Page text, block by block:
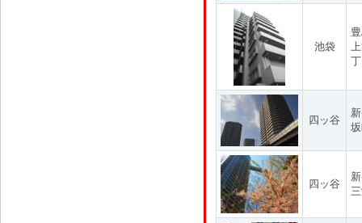
池袋
四ッ谷
四ッ谷